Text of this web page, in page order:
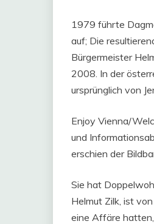
1979 führte
auf; Die
Bürgermeister
2008. In der
ursprünglich von
Enjoy Vienna/
und
erschien der
Sie hat
Helmut Zilk, ist
eine Affäre